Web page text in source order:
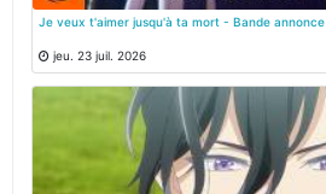
Je veux t'aimer jusqu'à ta mort - Bande annonce
jeu. 23 juil. 2026